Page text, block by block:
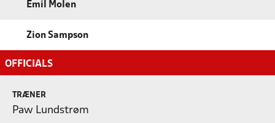
Emil Molen
Zion Sampson
OFFICIALS
TRÆNER
Paw Lundstrøm